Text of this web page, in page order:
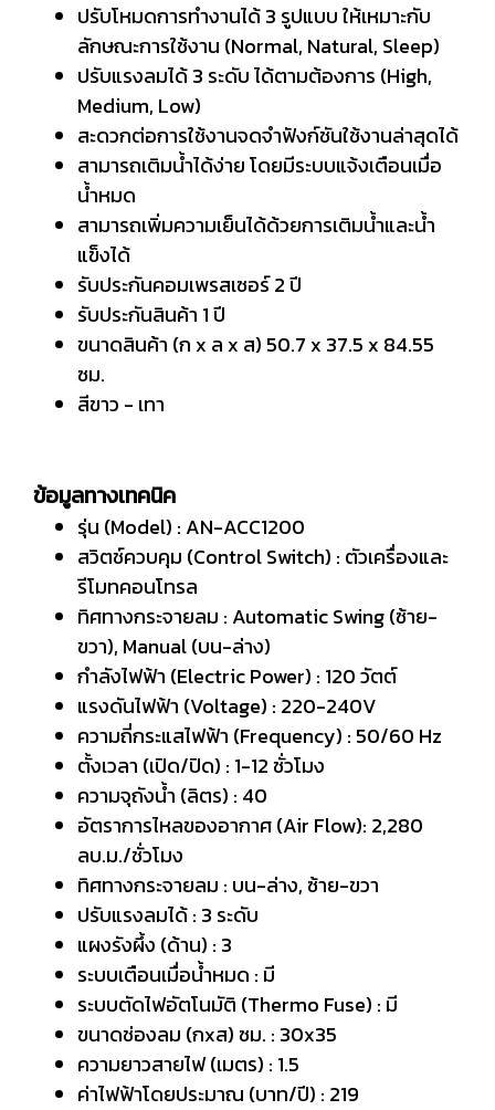
ปรับโหมดการทำงานได้ 3 รูปแบบ ให้เหมาะกับ
ลักษณะการใช้งาน (Normal, Natural, Sleep)
ปรับแรงลมได้ 3 ระดับ ได้ตามต้องการ (High,
Medium, Low)
สะดวกต่อการใช้งานจดจำฟังก์ชันใช้งานล่าสุดได้
สามารถเติมน้ำได้ง่าย โดยมีระบบแจ้งเตือนเมื่อ
น้ำหมด
สามารถเพิ่มความเย็นได้ด้วยการเติมน้ำและน้ำ
แข็งได้
รับประกันคอมเพรสเซอร์ 2 ปี
รับประกันสินค้า 1 ปี
ขนาดสินค้า (ก x ล x ส) 50.7 x 37.5 x 84.55
ซม.
สีขาว - เทา
ข้อมูลทางเทคนิค
รุ่น (Model) : AN-ACC1200
สวิตช์ควบคุม (Control Switch) : ตัวเครื่องและ
รีโมทคอนโทรล
ทิศทางกระจายลม : Automatic Swing (ซ้าย-
ขวา), Manual (บน-ล่าง)
กำลังไฟฟ้า (Electric Power) : 120 วัตต์
แรงดันไฟฟ้า (Voltage) : 220-240V
ความถี่กระแสไฟฟ้า (Frequency) : 50/60 Hz
ตั้งเวลา (เปิด/ปิด) : 1-12 ชั่วโมง
ความจุถังน้ำ (ลิตร) : 40
อัตราการไหลของอากาศ (Air Flow): 2,280
ลบ.ม./ชั่วโมง
ทิศทางกระจายลม : บน-ล่าง, ซ้าย-ขวา
ปรับแรงลมได้ : 3 ระดับ
แผงรังผึ้ง (ด้าน) : 3
ระบบเตือนเมื่อน้ำหมด : มี
ระบบตัดไฟอัตโนมัติ (Thermo Fuse) : มี
ขนาดช่องลม (กxส) ซม. : 30x35
ความยาวสายไฟ (เมตร) : 1.5
ค่าไฟฟ้าโดยประมาณ (บาท/ปี) : 219